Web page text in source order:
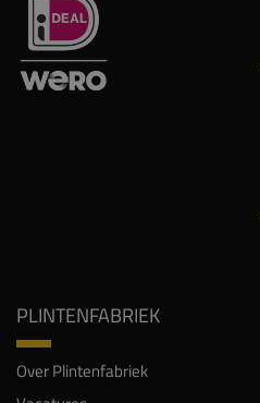
PLINTENFABRIEK
Over Plintenfabriek